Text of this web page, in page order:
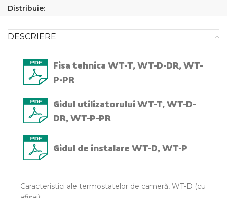
Distribuie:
DESCRIERE
Fisa tehnica WT-T, WT-D-DR, WT-
P-PR
Gidul utilizatorului WT-T, WT-D-
DR, WT-P-PR
Gidul de instalare WT-D, WT-P
Caracteristici ale termostatelor de cameră, WT-D (cu